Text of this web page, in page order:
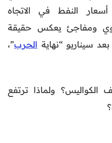
النفط في الاتجاه
قوي ومفاجئ يعكس حقيقة
سيناريو “نهاية الحرب”،
ولماذا ترتفع